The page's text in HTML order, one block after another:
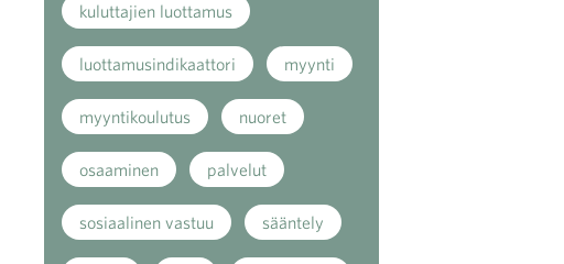
kuluttajien luottamus
luottamusindikaattori myynti
myyntikoulutus nuoret
osaaminen palvelut
sosiaalinen vastuu sääntely